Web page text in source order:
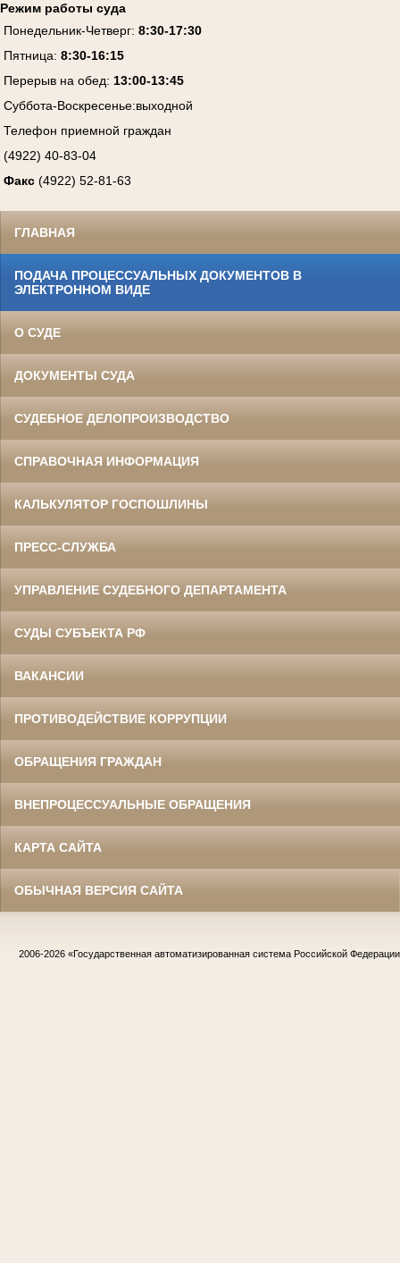
Режим работы суда
Понедельник-Четверг: 8:30-17:30
Пятница: 8:30-16:15
Перерыв на обед: 13:00-13:45
Суббота-Воскресенье:выходной
Телефон приемной граждан
(4922) 40-83-04
Факс (4922) 52-81-63
ГЛАВНАЯ
ПОДАЧА ПРОЦЕССУАЛЬНЫХ ДОКУМЕНТОВ В
ЭЛЕКТРОННОМ ВИДЕ
О СУДЕ
ДОКУМЕНТЫ СУДА
СУДЕБНОЕ ДЕЛОПРОИЗВОДСТВО
СПРАВОЧНАЯ ИНФОРМАЦИЯ
КАЛЬКУЛЯТОР ГОСПОШЛИНЫ
ПРЕСС-СЛУЖБА
УПРАВЛЕНИЕ СУДЕБНОГО ДЕПАРТАМЕНТА
СУДЫ СУБЪЕКТА РФ
ВАКАНСИИ
ПРОТИВОДЕЙСТВИЕ КОРРУПЦИИ
ОБРАЩЕНИЯ ГРАЖДАН
ВНЕПРОЦЕССУАЛЬНЫЕ ОБРАЩЕНИЯ
КАРТА САЙТА
ОБЫЧНАЯ ВЕРСИЯ САЙТА
2006-2026 «Государственная автоматизированная система Российской